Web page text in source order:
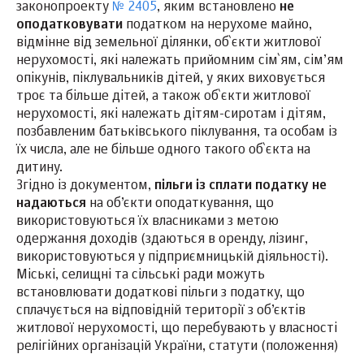
законопроекту № 2405, яким встановлено не
оподатковувати податком на нерухоме майно,
відмінне від земельної ділянки, об`єкти житлової
нерухомості, які належать прийомним сім`ям, сім’ям
опікунів, піклувальників дітей, у яких виховується
троє та більше дітей, а також об`єкти житлової
нерухомості, які належать дітям-сиротам і дітям,
позбавленим батьківського піклування, та особам із
їх числа, але не більше одного такого об`єкта на
дитину.
Згідно із документом, пільги із сплати податку не
надаються на об’єкти оподаткування, що
використовуються їх власниками з метою
одержання доходів (здаються в оренду, лізинг,
використовуються у підприємницькій діяльності).
Міські, селищні та сільські ради можуть
встановлювати додаткові пільги з податку, що
сплачується на відповідній території з об’єктів
житлової нерухомості, що перебувають у власності
релігійних організацій України, статути (положення)